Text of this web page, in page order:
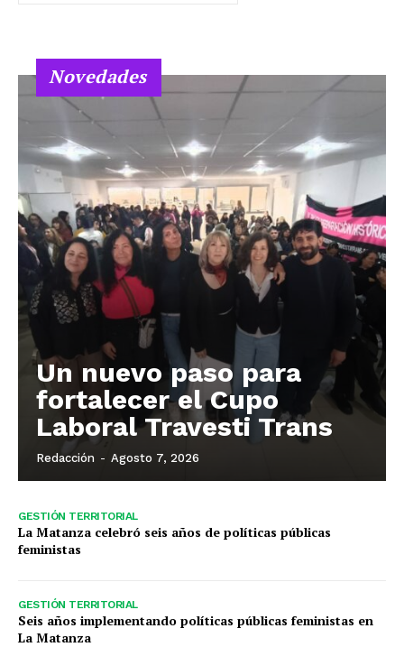
Novedades
Un nuevo paso para
fortalecer el Cupo
Laboral Travesti Trans
Redacción - Agosto 7, 2026
GESTIÓN TERRITORIAL
La Matanza celebró seis años de políticas públicas
feministas
GESTIÓN TERRITORIAL
Seis años implementando políticas públicas feministas en
La Matanza